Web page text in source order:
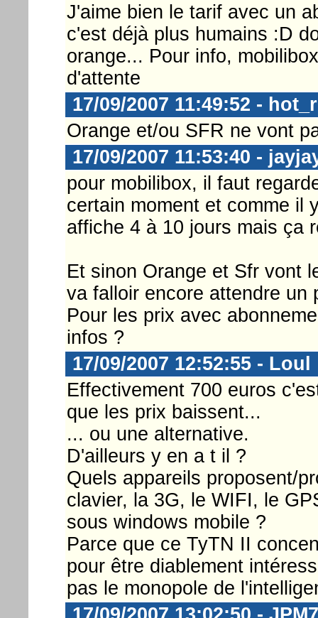
J'aime bien le tarif avec un
c'est déjà plus humains :D
orange... Pour info,
d'attente
17/09/2007 11:49:52 -
Orange et/ou SFR ne vont
17/09/2007 11:53:40 -
pour mobilibox, il faut
certain moment et comme il
affiche 4 à 10 jours mais ça
Et sinon Orange et Sfr vont
va falloir encore attendre
Pour les prix avec
infos ?
17/09/2007 12:52:55 - Loul
Effectivement 700 euros
que les prix baissent...
... ou une alternative.
D'ailleurs y en a t il ?
Quels appareils proposent/
clavier, la 3G, le WIFI, le
sous windows mobile ?
Parce que ce TyTN II
pour être diablement
pas le monopole de